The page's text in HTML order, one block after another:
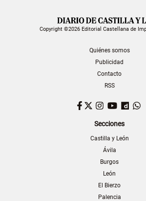
Copyright ©2026 Editorial Castellana de
Quiénes somos
Publicidad
Contacto
RSS
Facebook
TwitterInstagram
YouTube
Secciones
Castilla y León
Ávila
Burgos
León
El Bierzo
Palencia